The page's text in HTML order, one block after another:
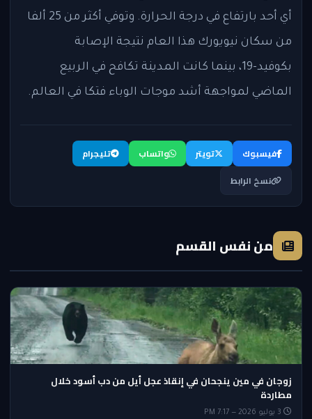
أي أحد بارتفاع في درجة الحرارة. وتوفي أكثر من 25 ألفا
من سكان نيويورك هذا العام نتيجة الإصابة
بكوفيد-19، بينما كانت المدينة تكافح في الربيع
الماضي لمواجهة أشد موجات الوباء فتكا في العالم.
فيسبوك تويتر واتساب
تليجرام
نسخ الرابط
من نفس القسم
زوجان في مين ينجحان في إنقاذ عجل أيل من دب أسود خلال
مطاردة